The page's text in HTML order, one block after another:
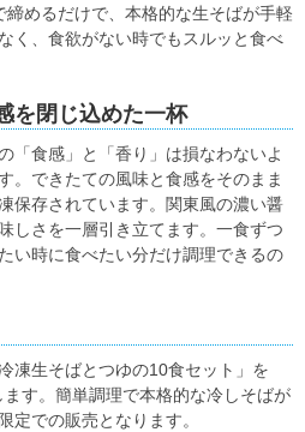
締めるだけで、本格的な生そばが手軽
く、食欲がない時でもスルッと食べ
を閉じ込めた一杯
「食感」と「香り」は損なわないよ
。できたての風味と食感をそのまま
保存されています。関東風の濃い醤
しさを一層引き立てます。一食ずつ
い時に食べたい分だけ調理できるの
凍生そばとつゆの10食セット」を
す。簡単調理で本格的な冷しそばが
定での販売となります。